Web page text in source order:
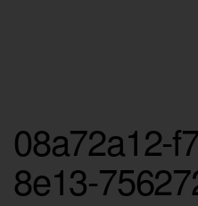
08a72a12-
8e13-